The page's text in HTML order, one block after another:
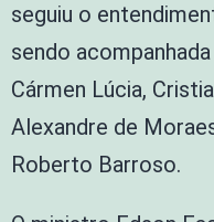
seguiu o
sendo
Cármen Lúcia,
Alexandre de
Roberto Barroso.